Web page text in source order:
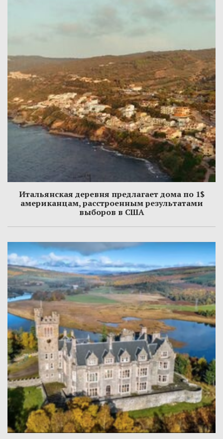
Итальянская деревня предлагает дома по 1$
американцам, расстроенным результатами
выборов в США